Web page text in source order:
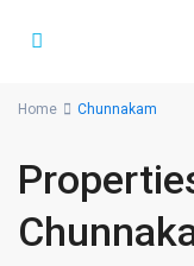
Home Chunnakam